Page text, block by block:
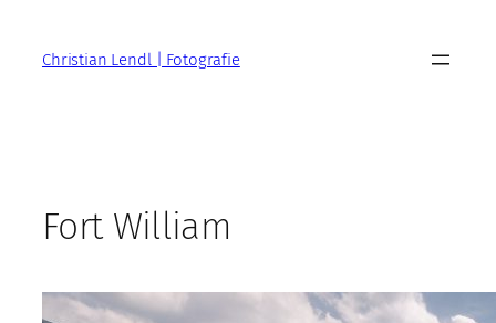
springenChristian Lendl | Fotografie
Fort William